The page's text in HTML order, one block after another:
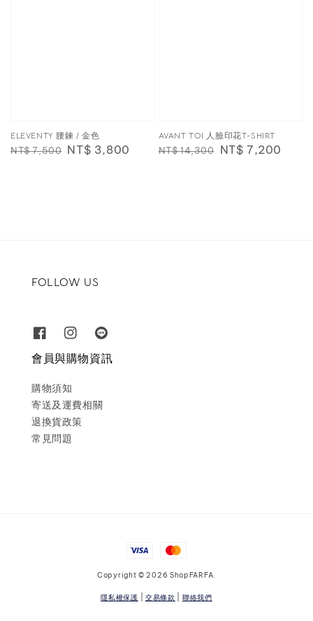
ELEVENTY 腰鍊 / 金色
Regular
NT$ 7,500 Sale
NT$ 3,800
AVANT TOI 人臉印花T-SHIRT
Regular
NT$ 14,300 Sale
NT$ 7,200
FOLLOW US
會員與購物資訊
購物須知
寄送及運費相關
退換貨政策
常見問題
Copyright © 2026 ShopFARFA.
隱私權保護 交易條款 聯絡我們